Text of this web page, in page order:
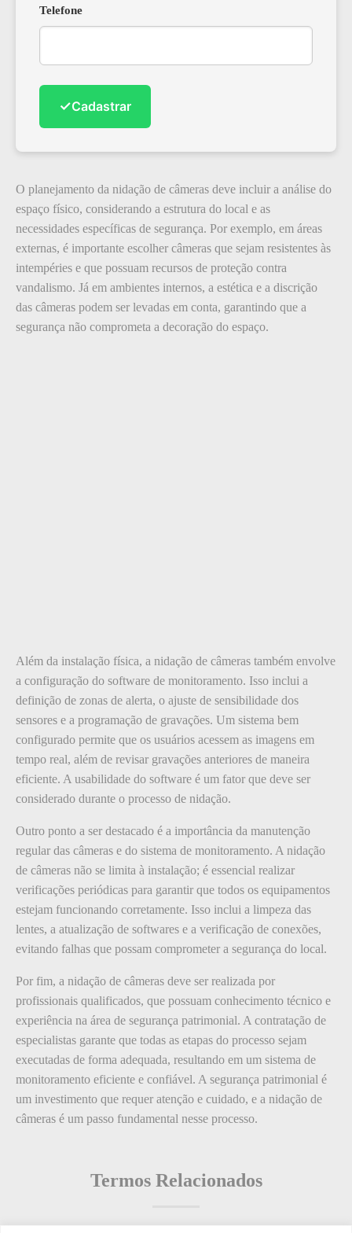
Telefone
✓Cadastrar
O planejamento da nidação de câmeras deve incluir a análise do
espaço físico, considerando a estrutura do local e as
necessidades específicas de segurança. Por exemplo, em áreas
externas, é importante escolher câmeras que sejam resistentes às
intempéries e que possuam recursos de proteção contra
vandalismo. Já em ambientes internos, a estética e a discrição
das câmeras podem ser levadas em conta, garantindo que a
segurança não comprometa a decoração do espaço.
Além da instalação física, a nidação de câmeras também envolve
a configuração do software de monitoramento. Isso inclui a
definição de zonas de alerta, o ajuste de sensibilidade dos
sensores e a programação de gravações. Um sistema bem
configurado permite que os usuários acessem as imagens em
tempo real, além de revisar gravações anteriores de maneira
eficiente. A usabilidade do software é um fator que deve ser
considerado durante o processo de nidação.
Outro ponto a ser destacado é a importância da manutenção
regular das câmeras e do sistema de monitoramento. A nidação
de câmeras não se limita à instalação; é essencial realizar
verificações periódicas para garantir que todos os equipamentos
estejam funcionando corretamente. Isso inclui a limpeza das
lentes, a atualização de softwares e a verificação de conexões,
evitando falhas que possam comprometer a segurança do local.
Por fim, a nidação de câmeras deve ser realizada por
profissionais qualificados, que possuam conhecimento técnico e
experiência na área de segurança patrimonial. A contratação de
especialistas garante que todas as etapas do processo sejam
executadas de forma adequada, resultando em um sistema de
monitoramento eficiente e confiável. A segurança patrimonial é
um investimento que requer atenção e cuidado, e a nidação de
câmeras é um passo fundamental nesse processo.
Termos Relacionados